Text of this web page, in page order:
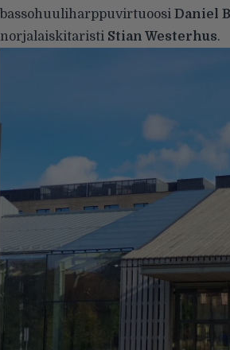
bassohuuliharppuvirtuoosi Daniel
norjalaiskitaristi Stian Westerhus.